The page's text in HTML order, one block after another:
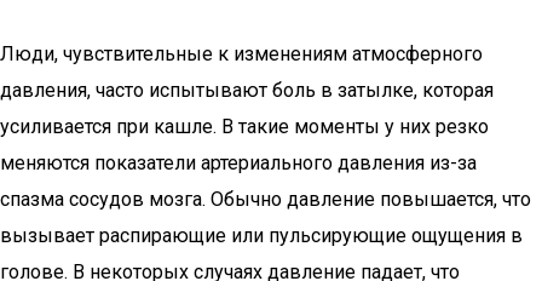
Люди, чувствительные к изменениям атмосферного
давления, часто испытывают боль в затылке, которая
усиливается при кашле. В такие моменты у них резко
меняются показатели артериального давления из-за
спазма сосудов мозга. Обычно давление повышается, что
вызывает распирающие или пульсирующие ощущения в
голове. В некоторых случаях давление падает, что